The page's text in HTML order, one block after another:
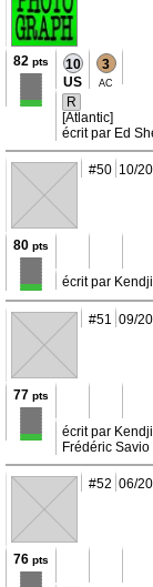
82 pts 10
US
3
AC
R
[Atlantic]
écrit par Ed
#50 10/
80 pts
écrit par
#51 09/
77 pts
écrit par
Frédéric
#52 06/
76 pts